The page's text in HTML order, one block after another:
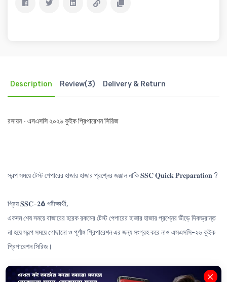
Description Review(3) Delivery & Return
রসায়ন - এসএসসি ২০২৬ কুইক প্রিপারেশন সিরিজ
স্বল্প সময়ে টেস্ট পেপারের হাজার হাজার প্রশ্নের জঞ্জাল নাকি 𝐒𝐒𝐂 𝐐𝐮𝐢𝐜𝐤 𝐏𝐫𝐞𝐩𝐚𝐫𝐚𝐭𝐢𝐨𝐧 ?
প্রিয় 𝐒𝐒𝐂-𝟐6 পরীক্ষার্থী,
একদম শেষ সময়ে বাজারের হরেক রকমের টেস্ট পেপারের হাজার হাজার প্রশ্নের ভীড়ে দিকভ্রান্ত
না হয়ে স্বল্প সময়ে গোছানো ও পূর্ণাঙ্গ প্রিপারেশন এর জন্য সংগ্রহ করে নাও এসএসসি-২৬ কুইক
প্রিপারেশন সিরিজ।
যেখানে থাকছে -